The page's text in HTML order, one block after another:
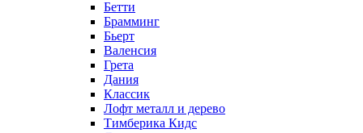
Бетти
Брамминг
Бьерт
Валенсия
Грета
Дания
Классик
Лофт металл и дерево
Тимберика Кидс